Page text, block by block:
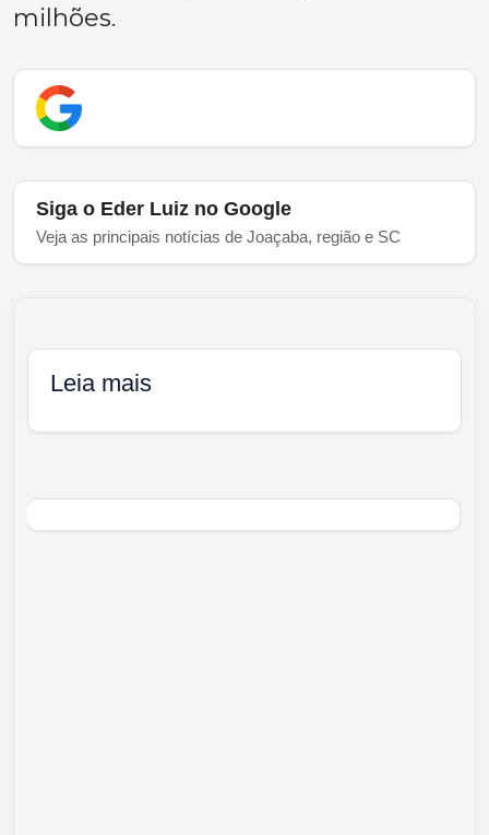
milhões.
Siga o Eder Luiz no Google
Veja as principais notícias de Joaçaba, região e SC
Leia mais